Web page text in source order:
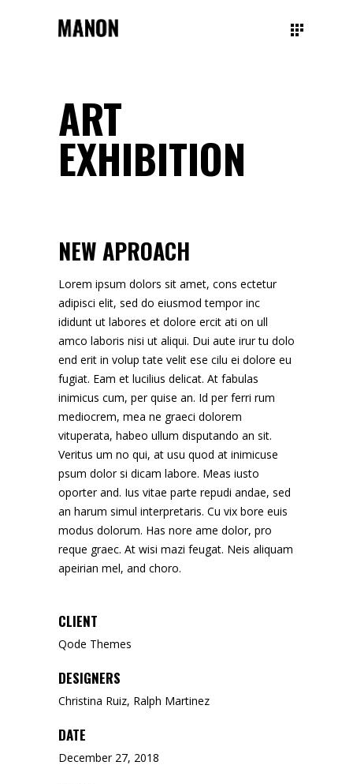
ART
EXHIBITION
NEW APROACH
Lorem ipsum dolors sit amet, cons ectetur
adipisci elit, sed do eiusmod tempor inc
ididunt ut labores et dolore ercit ati on ull
amco laboris nisi ut aliqui. Dui aute irur tu dolo
end erit in volup tate velit ese cilu ei dolore eu
fugiat. Eam et lucilius delicat. At fabulas
inimicus cum, per quise an. Id per ferri rum
mediocrem, mea ne graeci dolorem
vituperata, habeo ullum disputando an sit.
Veritus um no qui, at usu quod at inimicuse
psum dolor si dicam labore. Meas iusto
oporter and. Ius vitae parte repudi andae, sed
an harum simul interpretaris. Cu vix bore euis
modus dolorum. Has nore ame dolor, pro
reque graec. At wisi mazi feugat. Neis aliquam
apeirian mel, and choro.
CLIENT
Qode Themes
DESIGNERS
Christina Ruiz, Ralph Martinez
DATE
December 27, 2018